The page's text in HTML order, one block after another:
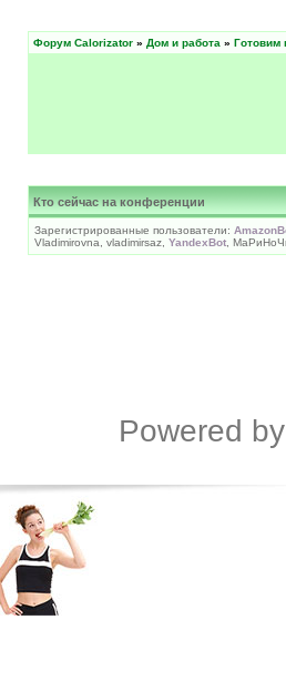
Форум Calorizator » Дом и работа » Готовим
Кто сейчас на конференции
Зарегистрированные пользователи:
Vladimirovna, vladimirsaz, YandexBot ,
Powered by